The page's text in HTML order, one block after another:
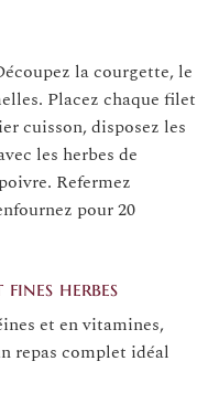
la courgette, le
Placez chaque filet
cuisson, disposez les
les herbes de
Refermez
pour 20
herbes
et en vitamines,
repas complet idéal